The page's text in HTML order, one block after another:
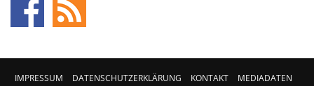
IMPRESSUM DATENSCHUTZERKLÄRUNG KONTAKT MEDIADATEN